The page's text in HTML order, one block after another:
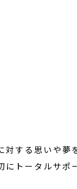
対する思いや夢
にトータルサポ